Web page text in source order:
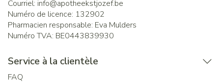
Courriel: info@apotheekstjozef.be
Numéro de licence: 132902
Pharmacien responsable: Eva Mulders
Numéro TVA: BE0443839930
Service à la clientèle
FAQ